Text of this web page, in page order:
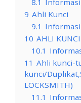
8.1 Informasi
9 Ahli Kunci
9.1 Informasi
10 AHLI
10.1
11 Ahli kunci-
kunci/
LOCKSMITH)
11.1